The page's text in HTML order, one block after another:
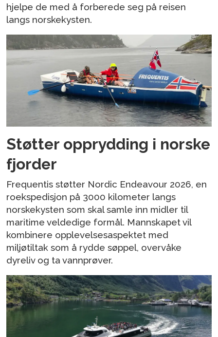
hjelpe de med å forberede seg på reisen
langs norskekysten.
Støtter opprydding i norske
fjorder
Frequentis støtter Nordic Endeavour 2026, en
roekspedisjon på 3000 kilometer langs
norskekysten som skal samle inn midler til
maritime veldedige formål. Mannskapet vil
kombinere opplevelsesaspektet med
miljøtiltak som å rydde søppel, overvåke
dyreliv og ta vannprøver.